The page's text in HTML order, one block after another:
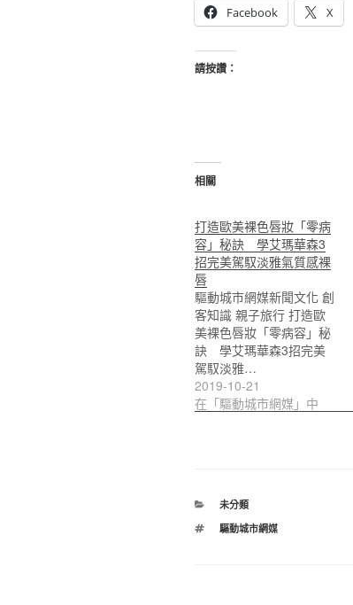
Facebook
X
請按讚：
相關
打造歐美裸色唇妝「零病
容」秘訣 學艾瑪華森3
招完美駕馭淡雅氣質感裸
唇
驅動城市網媒新聞文化 創
客知識 親子旅行 打造歐
美裸色唇妝「零病容」秘
訣 學艾瑪華森3招完美
駕馭淡雅…
2019-10-21
在「驅動城市網媒」中
分
未分類
標
驅動城市網媒